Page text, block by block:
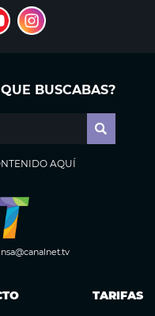
BUSCABAS?
AQUÍ
TARIFAS